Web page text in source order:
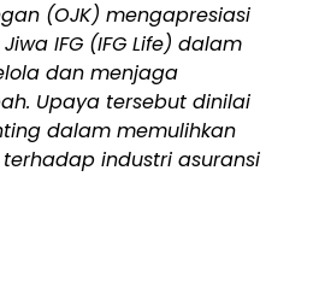
(OJK) mengapresiasi
IFG (IFG Life) dalam
dan menjaga
Upaya tersebut dinilai
dalam memulihkan
industri asuransi